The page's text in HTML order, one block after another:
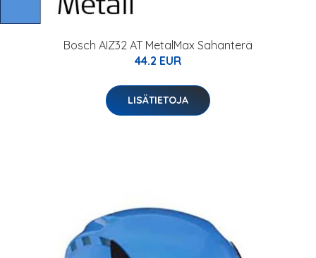
Bosch AIZ32 AT MetalMax Sahanterä
44.2 EUR
LISÄTIETOJA